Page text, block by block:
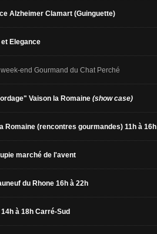
Alzheimer Clamart (Guinguette)
Elegance
week-end Gourmand du Chat Perché
Vaison la Romaine (show case)
Romaine (rencontres gourmandes) 11h à 16h
marché de l'avent
du Rhone 16h à 22h
à 18h Carré-Sud